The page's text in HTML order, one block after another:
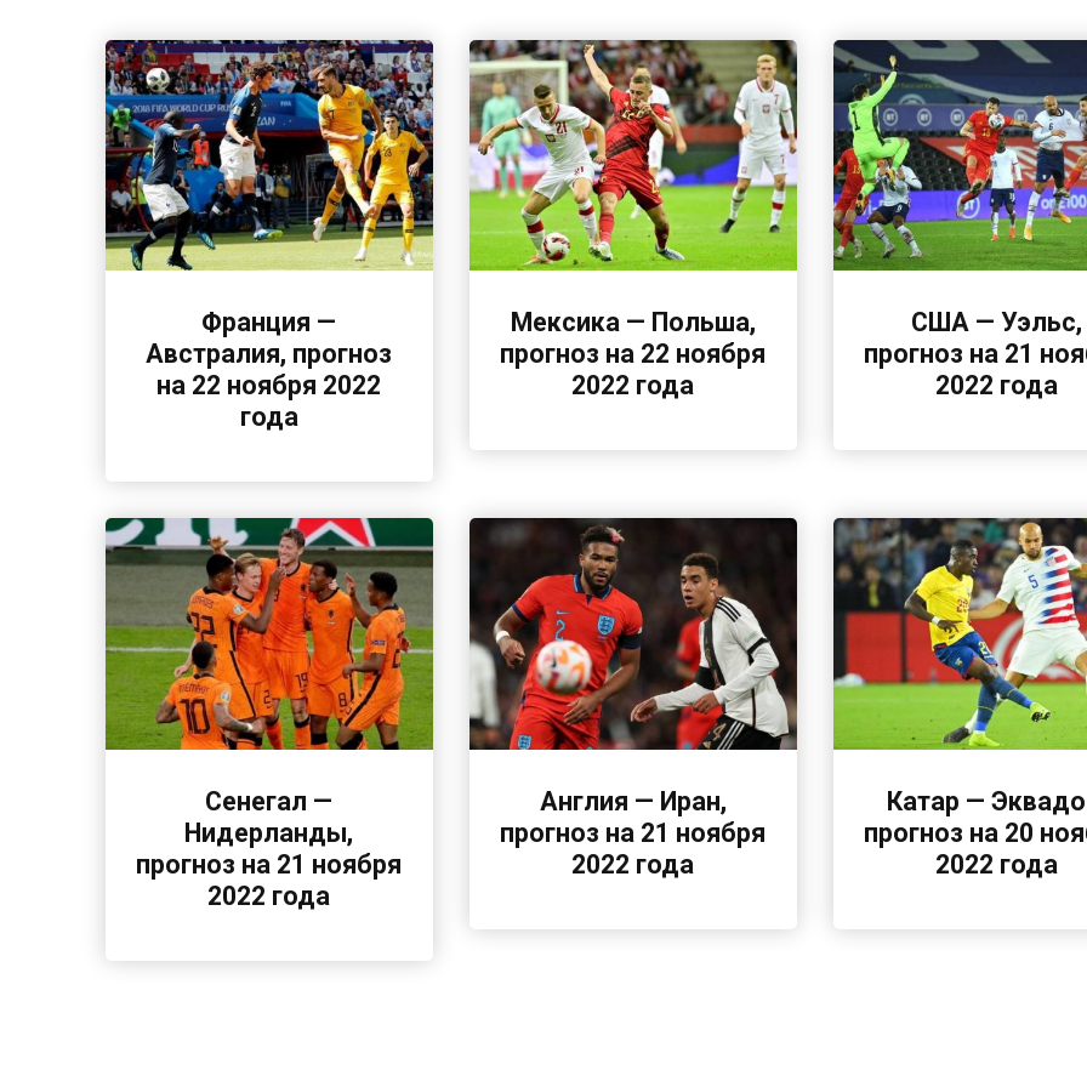
Франция —
Австралия, прогноз
на 22 ноября 2022
года
Мексика — Польша,
прогноз на 22 ноября
2022 года
США — Уэльс,
прогноз на 21
2022 года
Сенегал —
Нидерланды,
прогноз на 21 ноября
2022 года
Англия — Иран,
прогноз на 21 ноября
2022 года
Катар —
прогноз на 20
2022 года